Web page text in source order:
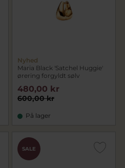
Nyhed
Maria Black 'Satchel Huggie'
ørering forgyldt sølv
600,00 kr
480,00 kr
På lager
SALE